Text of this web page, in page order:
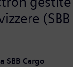
(SBB
SBB Cargo